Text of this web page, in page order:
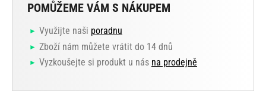
POMŮŽEME VÁM S NÁKUPEM
Využijte naši poradnu
Zboží nám můžete vrátit do 14 dnů
Vyzkoušejte si produkt u nás na prodejně